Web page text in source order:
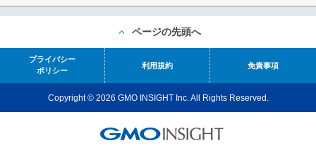
ページの先頭へ
プライバシー
ポリシー
利用規約 免責事項
Copyright © 2026 GMO INSIGHT Inc. All Rights Reserved.